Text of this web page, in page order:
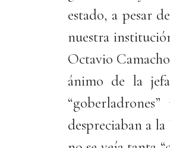
estado, a pesar
nuestra
Octavio
ánimo de la
despreciaban a